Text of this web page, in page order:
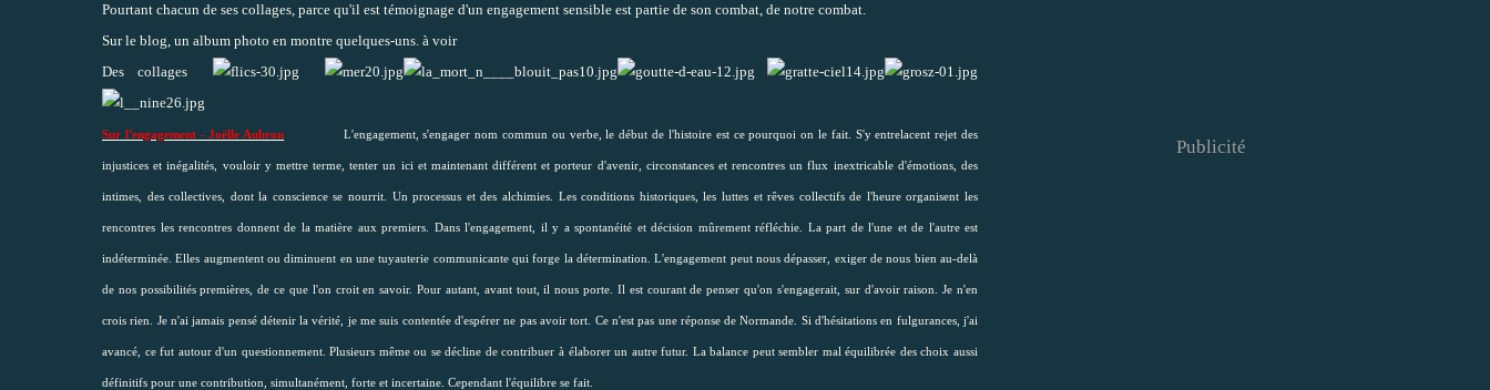
Pourtant chacun de ses collages, parce qu'il est témoignage d'un engagement sensible est partie de son combat, de notre combat.
Sur le blog, un album photo en montre quelques-uns. à voir
Des collages
Sur l'engagement - Joëlle Aubron L'engagement, s'engager nom commun ou verbe, le début de l'histoire est ce pourquoi on le fait. S'y entrelacent rejet des
injustices et inégalités, vouloir y mettre terme, tenter un ici et maintenant différent et porteur d'avenir, circonstances et rencontres un flux inextricable d'émotions, des
intimes, des collectives, dont la conscience se nourrit. Un processus et des alchimies. Les conditions historiques, les luttes et rêves collectifs de l'heure organisent les
rencontres les rencontres donnent de la matière aux premiers. Dans l'engagement, il y a spontanéité et décision mûrement réfléchie. La part de l'une et de l'autre est
indéterminée. Elles augmentent ou diminuent en une tuyauterie communicante qui forge la détermination. L'engagement peut nous dépasser, exiger de nous bien au-delà
de nos possibilités premières, de ce que l'on croit en savoir. Pour autant, avant tout, il nous porte. Il est courant de penser qu'on s'engagerait, sur d'avoir raison. Je n'en
crois rien. Je n'ai jamais pensé détenir la vérité, je me suis contentée d'espérer ne pas avoir tort. Ce n'est pas une réponse de Normande. Si d'hésitations en fulgurances, j'ai
avancé, ce fut autour d'un questionnement. Plusieurs même ou se décline de contribuer à élaborer un autre futur. La balance peut sembler mal équilibrée des choix aussi
définitifs pour une contribution, simultanément, forte et incertaine. Cependant l'équilibre se fait.
Publicité